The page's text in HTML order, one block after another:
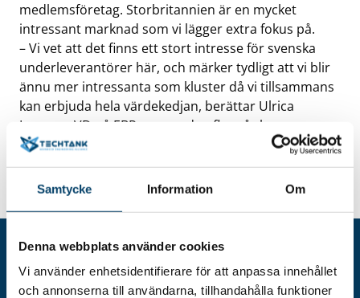
Samtycke Information Om
Denna webbplats använder cookies
Vi använder enhetsidentifierare för att anpassa innehållet
och annonserna till användarna, tillhandahålla funktioner
medlemsföretag. Storbritannien är en mycket
intressant marknad som vi lägger extra fokus på.
– Vi vet att det finns ett stort intresse för svenska
underleverantörer här, och märker tydligt att vi blir
ännu mer intressanta som kluster då vi tillsammans
kan erbjuda hela värdekedjan, berättar Ulrica
Larsson, VD på EBP, som sedan flera år levererar
komponenter till Storbritannien, men ser stora
möjligheter att öka exporten dit ytterligare.